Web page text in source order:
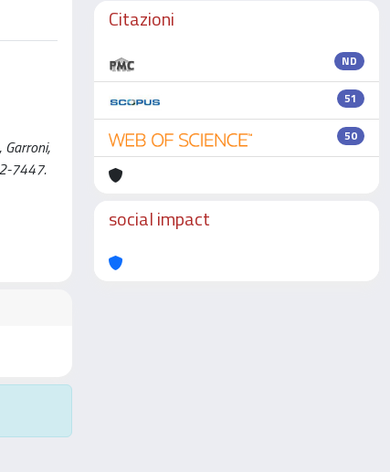
7447.
Citazioni
ND
51
50
social impact